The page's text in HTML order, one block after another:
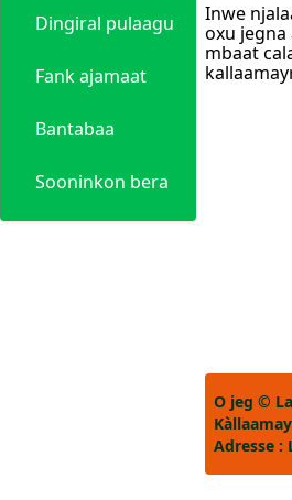
Dingiral pulaagu
Fank ajamaat
Bantabaa
Sooninkon bera
Inwe
oxu jegna
mbaat
O jeg ©
Adresse :